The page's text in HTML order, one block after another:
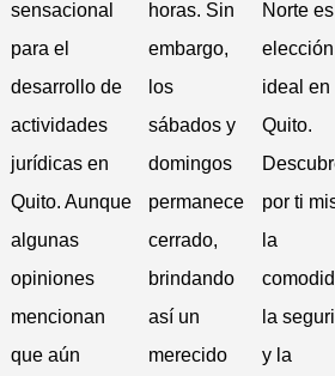
sensacional
para el
desarrollo de
actividades
jurídicas en
Quito. Aunque
algunas
opiniones
mencionan
que aún
horas. Sin
embargo,
los
sábados y
domingos
permanece
cerrado,
brindando
así un
merecido
Norte
elección
ideal en
Quito.
por ti
la
la
y la